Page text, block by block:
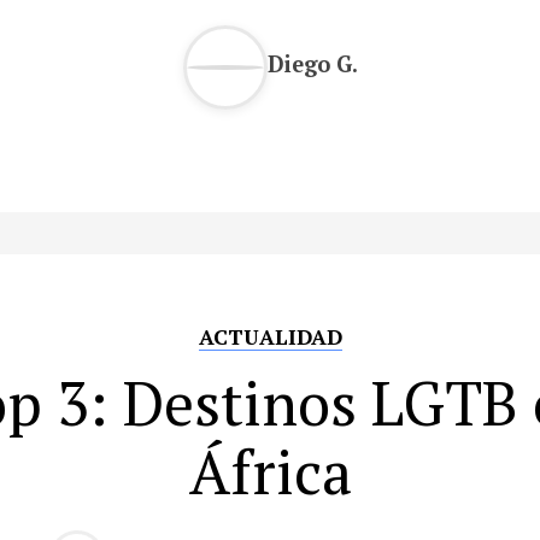
Diego G.
ACTUALIDAD
3: Destinos LGTB
África